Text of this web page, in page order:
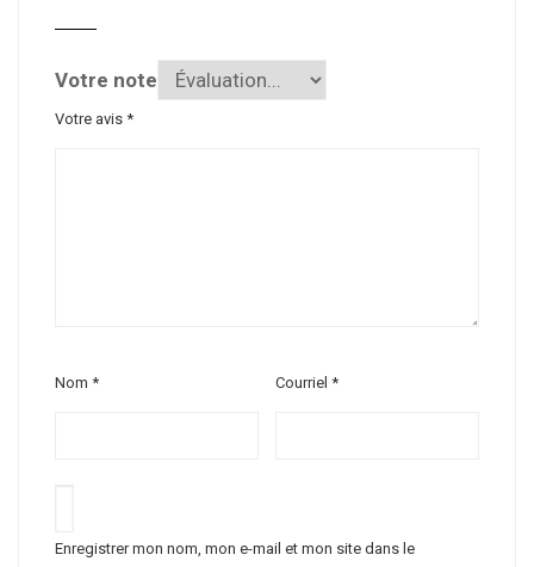
Votre note
Votre avis *
Nom * Courriel*
Enregistrer mon nom, mon e-mail et mon site dans le